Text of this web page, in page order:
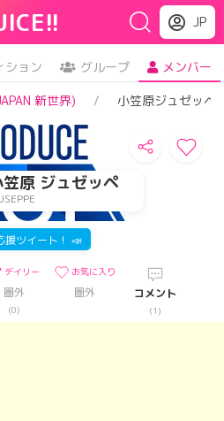
JP
ション グループ
メンバー
新世界)
小笠原ジュゼッペ
原 ジュゼッペ
援ツイート！ 📣
デイリー
圏外
(0)
お気に入り
圏外 コメント
(1)